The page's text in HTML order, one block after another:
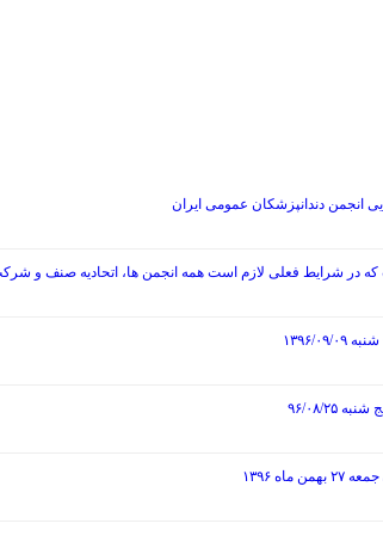
انجمن دندانپزشکان عمومی ایران
در شرایط فعلی لازم است همه انجمن ها، اتحادیه صنف و